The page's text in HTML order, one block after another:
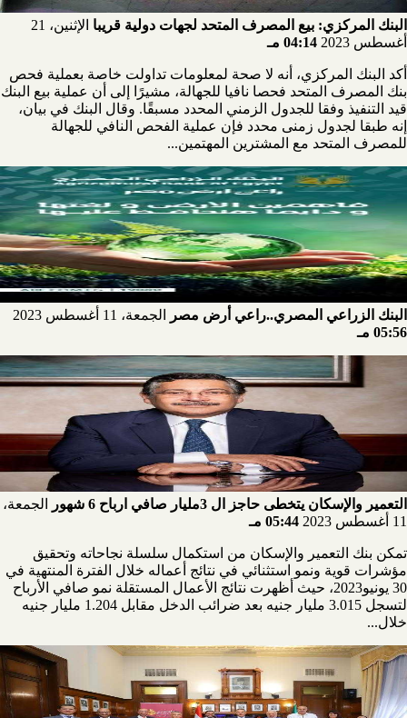
البنك المركزي: بيع المصرف المتحد لجهات دولية قريبا
الإثنين، 21
أغسطس 2023
04:14 مـ
أكد البنك المركزي، أنه لا صحة لمعلومات تداولت خاصة بعملية فحص
بنك المصرف المتحد فحصا نافيا للجهالة، مشيرًا إلى أن عملية بيع البنك
قيد التنفيذ وفقا للجدول الزمني المحدد مسبقًا. وقال البنك في بيان،
إنه طبقا لجدول زمنى محدد فإن عملية الفحص النافي للجهالة
للمصرف المتحد مع المشترين المهتمين...
البنك الزراعي المصري..راعي أرض مصر
الجمعة، 11 أغسطس 2023
05:56 مـ
التعمير والإسكان يتخطى حاجز ال 3مليار صافي ارباح 6 شهور
الجمعة،
11 أغسطس 2023
05:44 مـ
تمكن بنك التعمير والإسكان من استكمال سلسلة نجاحاته وتحقيق
مؤشرات قوية ونمو استثنائي في نتائج أعماله خلال الفترة المنتهية في
30 يونيو2023، حيث أظهرت نتائج الأعمال المستقلة نمو صافي الأرباح
لتسجل 3.015 مليار جنيه بعد ضرائب الدخل مقابل 1.204 مليار جنيه
خلال...